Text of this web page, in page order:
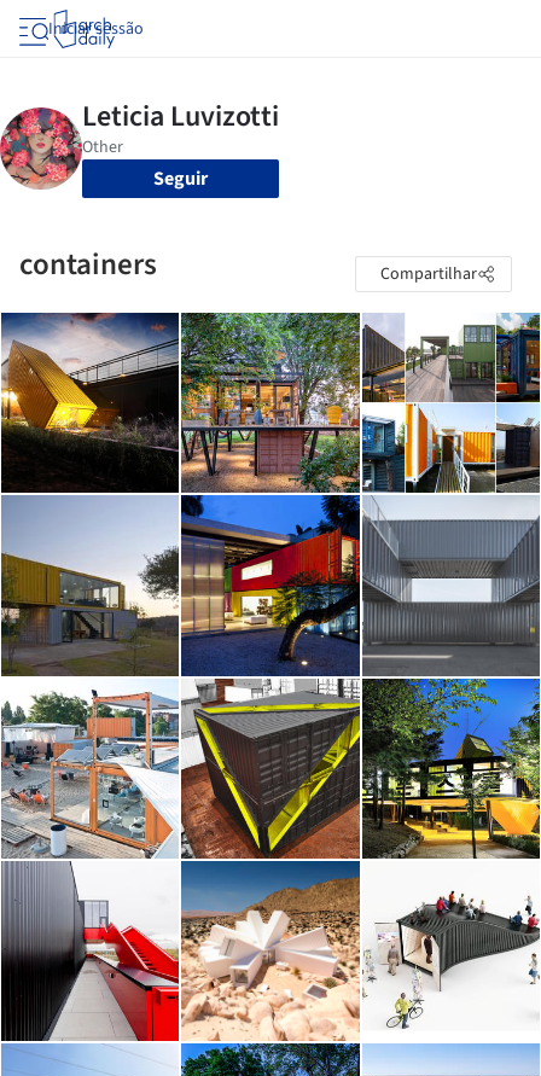
Iniciar sessão
Seguir
containers Compartilhar